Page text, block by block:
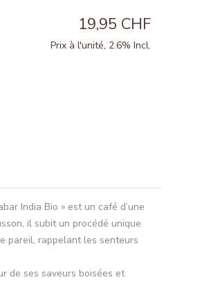
19,95 CHF
Prix à l'unité, 2.6% Incl.
India Bio » est un café d’une
il subit un procédé unique
pareil, rappelant les senteurs
de ses saveurs boisées et